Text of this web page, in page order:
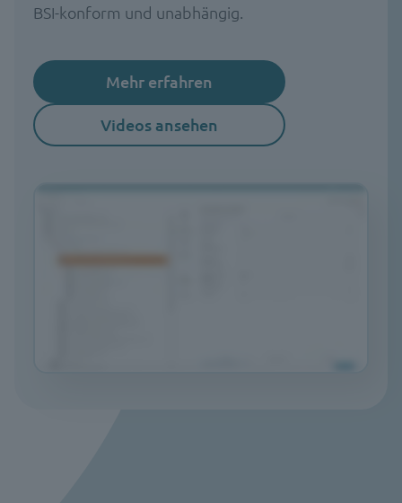
BSI-konform und unabhängig.
Mehr erfahren
Videos ansehen